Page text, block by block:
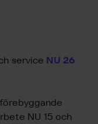
service NU 26
NU 15 och